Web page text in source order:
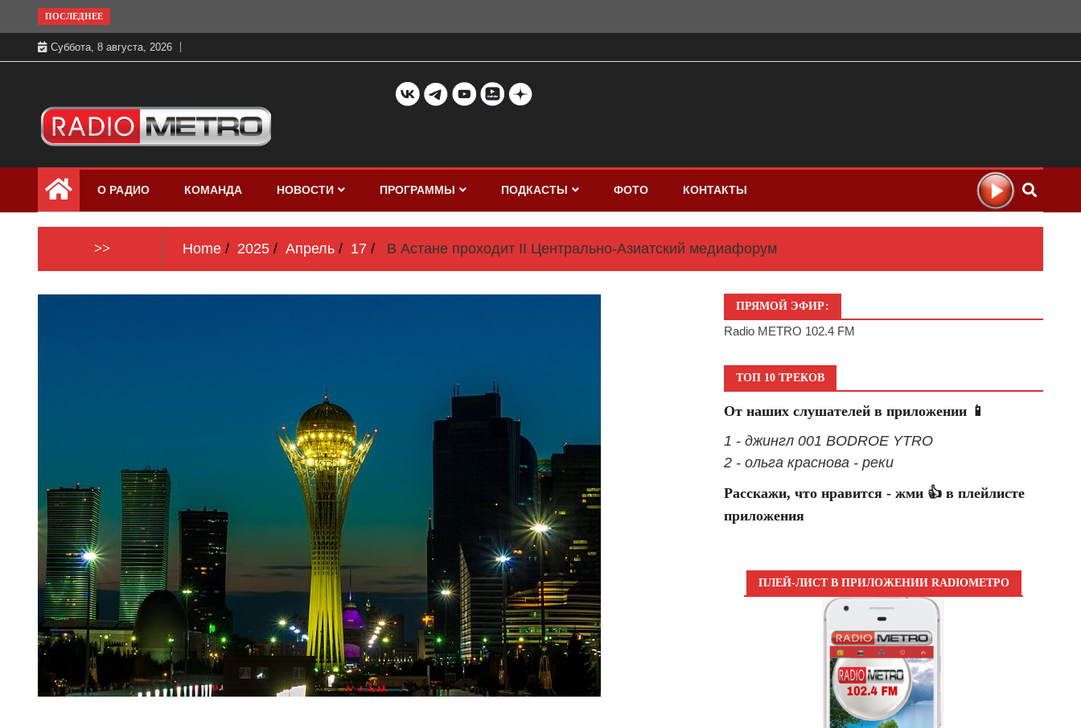
to
content
ПОСЛЕДНЕЕ
Суббота, 8 августа, 2026
Радио МЕТРО
бесплатно в хорошем качестве Санкт-
Петербург и Россия
О РАДИО КОМАНДА НОВОСТИ ПРОГРАММЫ ПОДКАСТЫ ФОТО КОНТАКТЫ
>> Home 2025 Апрель 17 В Астане проходит II Центрально-Азиатский медиафорум
ПРЯМОЙ ЭФИР:
Radio METRO 102.4 FM
ТОП 10 ТРЕКОВ
От наших слушателей в приложении 📱
1 - джингл 001 BODROE YTRO
2 - ольга краснова - реки
Расскажи, что нравится - жми 👍 в плейлисте
приложения
ПЛЕЙ-ЛИСТ В ПРИЛОЖЕНИИ RADIOМЕТРО